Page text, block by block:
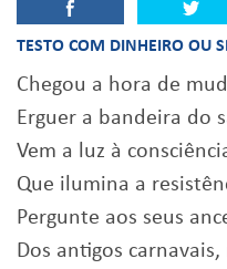
TESTO COM DINHEIRO OU
Chegou a hora de
Erguer a bandeira do
Vem a luz à
Que ilumina a
Pergunte aos seus
Dos antigos